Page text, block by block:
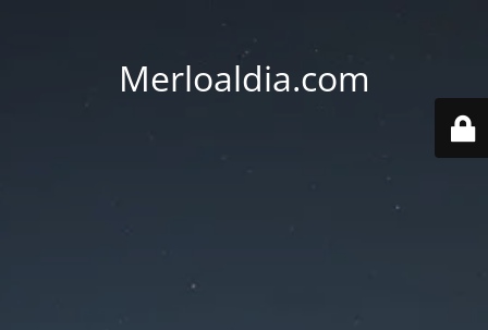
Merloaldia.com